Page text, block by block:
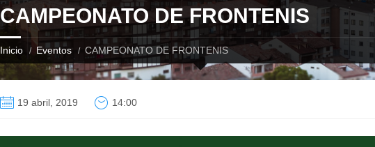
CAMPEONATO DE FRONTENIS
Inicio Eventos CAMPEONATO DE FRONTENIS
19 abril, 2019 14:00